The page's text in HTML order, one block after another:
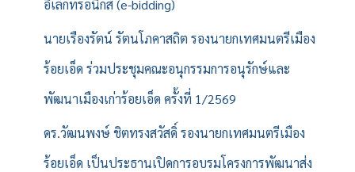
อิเล็กทรอนิกส์ (e-bidding)
นายเรืองรัตน์ รัตนโภคาสถิต รองนายกเทศมนตรีเมือง
ร้อยเอ็ด ร่วมประชุมคณะอนุกรรมการอนุรักษ์และ
พัฒนาเมืองเก่าร้อยเอ็ด ครั้งที่ 1/2569
ดร.วัฒนพงษ์ ชิตทรงสวัสดิ์ รองนายกเทศมนตรีเมือง
ร้อยเอ็ด เป็นประธานเปิดการอบรมโครงการพัฒนาส่ง